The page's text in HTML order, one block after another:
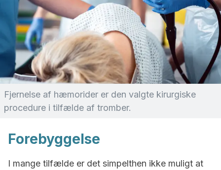
Fjernelse af hæmorider er den valgte kirurgiske
procedure i tilfælde af tromber.
Forebyggelse
I mange tilfælde er det simpelthen ikke muligt at